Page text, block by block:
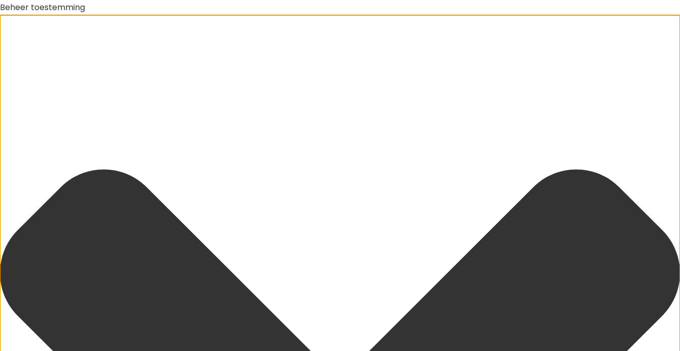
Beheer toestemming